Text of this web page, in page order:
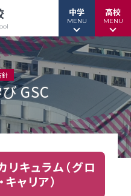
中学
MENU
急情報
高校
MENU
急情報
針
GSC
キュラム（グロ
ャリア）